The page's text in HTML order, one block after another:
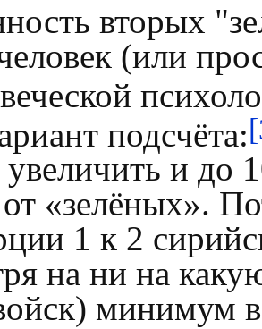
вторых
(или
подсчёта:
и до
от «зелёных».
1 к 2
на ни на
минимум